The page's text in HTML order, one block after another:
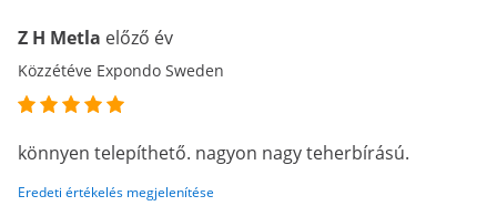
Z H Metla előző év
Közzétéve Expondo Sweden
könnyen telepíthető. nagyon nagy teherbírású.
Eredeti értékelés megjelenítése